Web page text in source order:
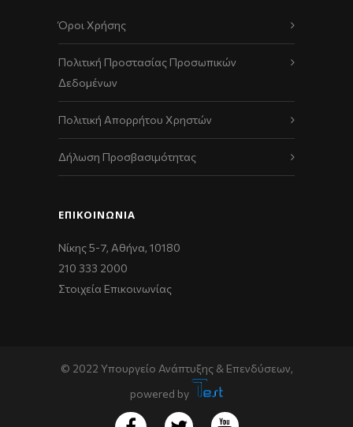
Όροι Χρήσης
Πολιτική Προστασίας Προσωπικών
Δεδομένων
Πολιτική Απορρήτου Χρηστών
Δήλωση Προσβασιμότητας
ΕΠΙΚΟΙΝΩΝΊΑ
Νίκης 5-7, Αθήνα, 10180
210 333 2000
Στοιχεία Επικοινωνίας
© 2022 Υπουργείο Ανάπτυξης & Επενδύσεων,
powered by